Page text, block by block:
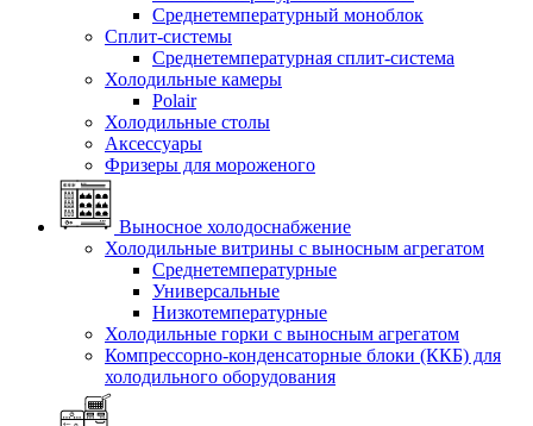
Среднетемпературный моноблок
Сплит-системы
Среднетемпературная сплит-система
Холодильные камеры
Polair
Холодильные столы
Аксессуары
Фризеры для мороженого
Выносное холодоснабжение
Холодильные витрины с выносным агрегатом
Среднетемпературные
Универсальные
Низкотемпературные
Холодильные горки с выносным агрегатом
Компрессорно-конденсаторные блоки (ККБ) для
холодильного оборудования